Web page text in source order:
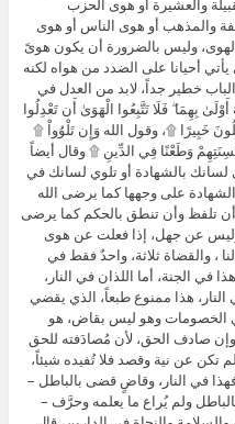
والعشيرة أو هوى الحزب
والمذهب أو هوى الناس أو هوى
الهوى، وليس بالضرورة أن يكون هوىً
أحيانا على الضدد من هواه لكنه
خطير جداً، لابد من العدل في
بِهِمَا ۖ فَلَا تَتَّبِعُوا الْهَوَىٰ أَن تَعْدِلُوا
خَبِيرًا ۩، وقول الله وَإِن تَلْوُواْ ۩
وَطَعْنًا فِي الدِّينِ ۩ وقال أيضاً
لسانك بالشهادة أو تلوي لسانك في
على وجهها كما يرضى الله
تلفظ وأن تنطق بالحكم كما يرضى
عن جهل، إذا فعلت عن هوى
والقضاة ثلاثة، واحدٌ فقط في
الجنة، أما اللذان في النار،
هذا ممنوع طبعاً، الذي يقضي
الخصومات وهو ليس بقاض، هو
صادف الحق، لأن مُصادَفته للحق
عن نية وقصد فلا تُفيده شيئاً،
في النار، وقاضٍ قضى بالباطل –
ولم يُراع ما يعلمه وحرَّف –